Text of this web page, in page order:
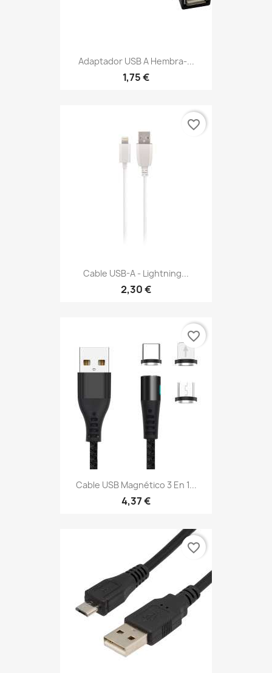
Adaptador USB A Hembra-...
1,75 €
Cable USB-A - Lightning...
2,30 €
favorite_border
Cable USB Magnético 3 En 1...
4,37 €
favorite_border
favorite_border